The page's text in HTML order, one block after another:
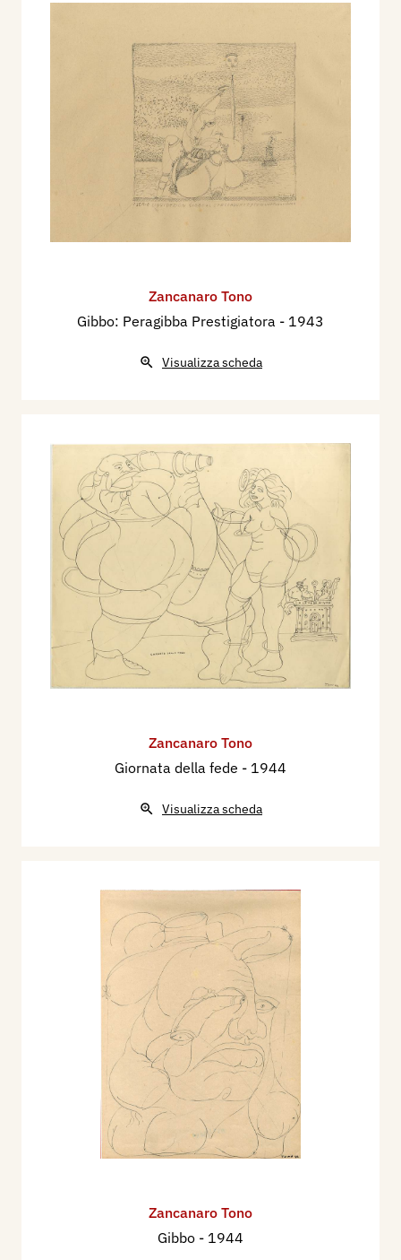
Zancanaro Tono
Gibbo: Peragibba Prestigiatora - 1943
Visualizza scheda
Zancanaro Tono
Giornata della fede - 1944
Visualizza scheda
Zancanaro Tono
Gibbo - 1944